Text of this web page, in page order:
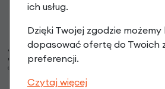
Możesz zrezygnować w każdej chwili. W tym celu
cookie. Administratorem Twoich danych osobowych są
ul. Świdnicka 49; e-mail: sklep@rowerystylowe.pl,
adres e-mail może stanowić Twoje dane osobowe (np.
ich usług.
Dzięki Twojej zgodzie możemy
dopasować ofertę do Twoich
preferencji.
Czytaj więcej